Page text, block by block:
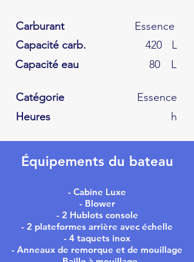
Carburant
Essence
Capacité carb.
420
L
Capacité eau
80 L
Catégorie
Essence
Heures
h
Équipements du bateau
- Cabine Luxe
- Blower
- 2 Hublots console
- 2 plateformes arrière avec échelle
- 4 taquets inox
- Anneaux de remorque et de mouillage